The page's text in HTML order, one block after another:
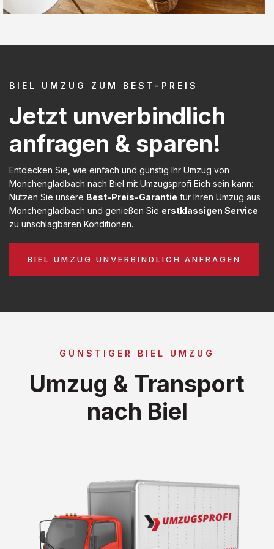
BIEL UMZUG ZUM BEST-PREIS
Jetzt unverbindlich
anfragen & sparen!
Entdecken Sie, wie einfach und günstig Ihr Umzug von
Mönchengladbach nach Biel mit Umzugsprofi Eich sein kann:
Nutzen Sie unsere Best-Preis-Garantie für Ihren Umzug aus
Mönchengladbach und genießen Sie erstklassigen Service
zu unschlagbaren Konditionen.
BIEL UMZUG UNVERBINDLICH ANFRAGEN
GÜNSTIGER BIEL UMZUG
Umzug & Transport
nach Biel